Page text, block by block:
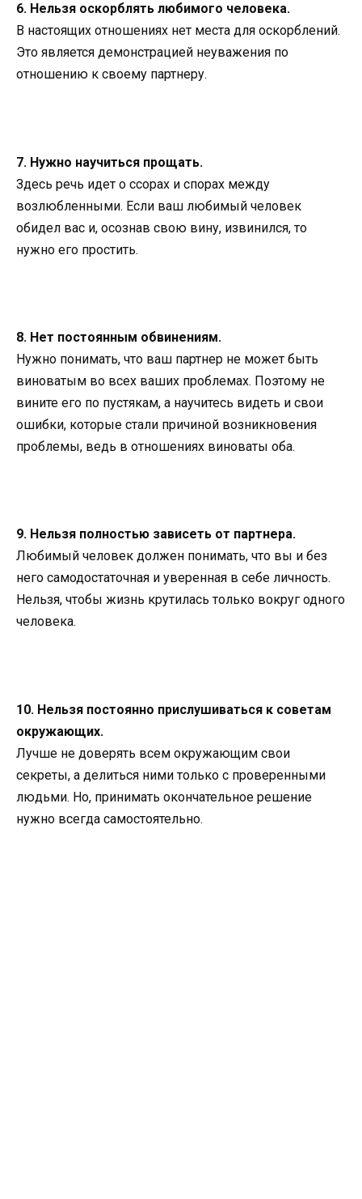
6. Нельзя оскорблять любимого человека.
В настоящих отношениях нет места для оскорблений.
Это является демонстрацией неуважения по
отношению к своему партнеру.
7. Нужно научиться прощать.
Здесь речь идет о ссорах и спорах между
возлюбленными. Если ваш любимый человек
обидел вас и, осознав свою вину, извинился, то
нужно его простить.
8. Нет постоянным обвинениям.
Нужно понимать, что ваш партнер не может быть
виноватым во всех ваших проблемах. Поэтому не
вините его по пустякам, а научитесь видеть и свои
ошибки, которые стали причиной возникновения
проблемы, ведь в отношениях виноваты оба.
9. Нельзя полностью зависеть от партнера.
Любимый человек должен понимать, что вы и без
него самодостаточная и уверенная в себе личность.
Нельзя, чтобы жизнь крутилась только вокруг одного
человека.
10. Нельзя постоянно прислушиваться к советам
окружающих.
Лучше не доверять всем окружающим свои
секреты, а делиться ними только с проверенными
людьми. Но, принимать окончательное решение
нужно всегда самостоятельно.